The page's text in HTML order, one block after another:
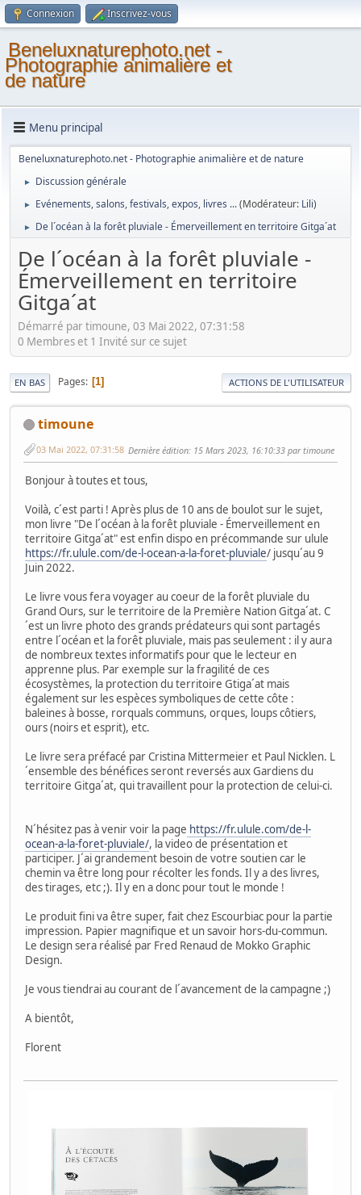
Connexion Inscrivez-vous
Beneluxnaturephoto.net -
Photographie animalière et
de nature
Menu principal
Beneluxnaturephoto.net - Photographie animalière et de nature
► Discussion générale
► Evénements, salons, festivals, expos, livres ...(Modérateur: Lili)
► De l´océan à la forêt pluviale - Émerveillement en territoire Gitga´at
De l´océan à la forêt pluviale -
Émerveillement en territoire
Gitga´at
Démarré par timoune, 03 Mai 2022, 07:31:58
0 Membres et 1 Invité sur ce sujet
EN BAS Pages 1 ACTIONS DE L'UTILISATEUR
timoune
03 Mai 2022, 07:31:58 Dernière édition: 15 Mars 2023, 16:10:33 par timoune
Bonjour à toutes et tous,
Voilà, c´est parti ! Après plus de 10 ans de boulot sur le sujet,
mon livre "De l´océan à la forêt pluviale - Émerveillement en
territoire Gitga´at" est enfin dispo en précommande sur ulule
https://fr.ulule.com/de-l-ocean-a-la-foret-pluviale/ jusqu´au 9
Juin 2022.
Le livre vous fera voyager au coeur de la forêt pluviale du
Grand Ours, sur le territoire de la Première Nation Gitga´at. C
´est un livre photo des grands prédateurs qui sont partagés
entre l´océan et la forêt pluviale, mais pas seulement : il y aura
de nombreux textes informatifs pour que le lecteur en
apprenne plus. Par exemple sur la fragilité de ces
écosystèmes, la protection du territoire Gtiga´at mais
également sur les espèces symboliques de cette côte :
baleines à bosse, rorquals communs, orques, loups côtiers,
ours (noirs et esprit), etc.
Le livre sera préfacé par Cristina Mittermeier et Paul Nicklen. L
´ensemble des bénéfices seront reversés aux Gardiens du
territoire Gitga´at, qui travaillent pour la protection de celui-ci.
N´hésitez pas à venir voir la page https://fr.ulule.com/de-l-
ocean-a-la-foret-pluviale/, la video de présentation et
participer. J´ai grandement besoin de votre soutien car le
chemin va être long pour récolter les fonds. Il y a des livres,
des tirages, etc ;). Il y en a donc pour tout le monde !
Le produit fini va être super, fait chez Escourbiac pour la partie
impression. Papier magnifique et un savoir hors-du-commun.
Le design sera réalisé par Fred Renaud de Mokko Graphic
Design.
Je vous tiendrai au courant de l´avancement de la campagne ;)
A bientôt,
Florent